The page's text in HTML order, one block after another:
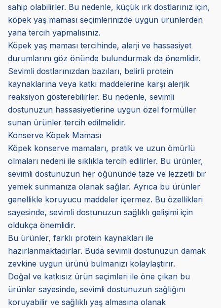
sahip olabilirler. Bu nedenle, küçük ırk dostlarınız için,
köpek yaş maması seçimlerinizde uygun ürünlerden
yana tercih yapmalısınız.
Köpek yaş maması tercihinde, alerji ve hassasiyet
durumlarını göz önünde bulundurmak da önemlidir.
Sevimli dostlarınızdan bazıları, belirli protein
kaynaklarına veya katkı maddelerine karşı alerjik
reaksiyon gösterebilirler. Bu nedenle, sevimli
dostunuzun hassasiyetlerine uygun özel formüller
sunan ürünler tercih edilmelidir.
Konserve Köpek Maması
Köpek konserve mamaları, pratik ve uzun ömürlü
olmaları nedeni ile sıklıkla tercih edilirler. Bu ürünler,
sevimli dostunuzun her öğününde taze ve lezzetli bir
yemek sunmanıza olanak sağlar. Ayrıca bu ürünler
genellikle koruyucu maddeler içermez. Bu özellikleri
sayesinde, sevimli dostunuzun sağlıklı gelişimi için
oldukça önemlidir.
Bu ürünler, farklı protein kaynakları ile
hazırlanmaktadırlar. Buda sevimli dostunuzun damak
zevkine uygun ürünü bulmanızı kolaylaştırır.
Doğal ve katkısız ürün seçimleri ile öne çıkan bu
ürünler sayesinde, sevimli dostunuzun sağlığını
koruyabilir ve sağlıklı yaş almasına olanak